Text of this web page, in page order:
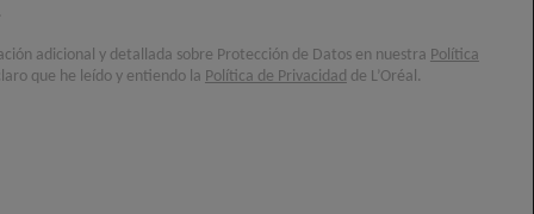
adicional y detallada sobre Protección de Datos en nuestra Política
que he leído y entiendo la Política de Privacidad de L’Oréal.